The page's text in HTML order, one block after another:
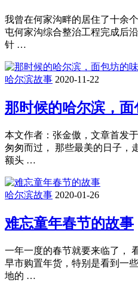
我曾在何家沟畔的居住了十余
屯何家沟综合整治工程完成后
针 …
哈尔滨故事 2020-11-22
那时候的哈尔滨，
本文作者：张金傲，文章首发
匆匆而过， 那些最美的日子，
额头 …
哈尔滨故事 2020-01-26
难忘童年春节的故事
一年一度的春节就要来临了，
早市购置年货，特别是看到一
地的 …